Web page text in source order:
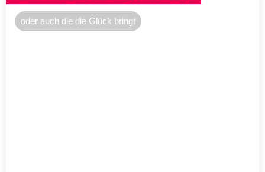
oder auch die die Glück bringt